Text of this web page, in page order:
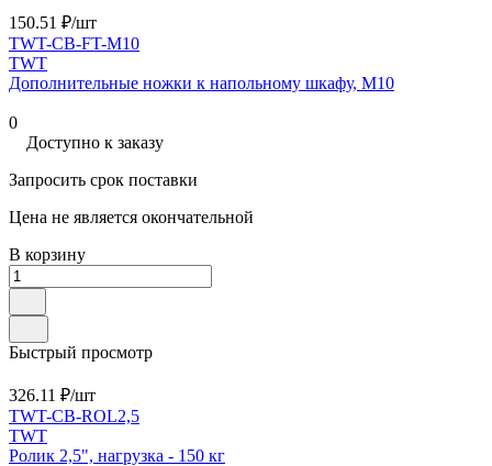
150.51 ₽/шт
TWT-CB-FT-M10
TWT
Дополнительные ножки к напольному шкафу, М10
0
Доступно к заказу
Запросить срок поставки
Цена не является окончательной
В корзину
Быстрый просмотр
326.11 ₽/шт
TWT-CB-ROL2,5
TWT
Ролик 2,5", нагрузка - 150 кг